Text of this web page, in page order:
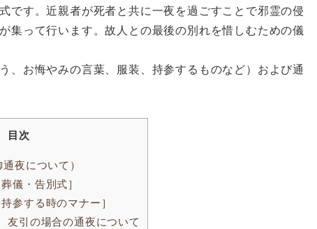
す。近親者が死者と共に一夜を過ごすことで邪霊の侵
集って行います。故人との最後の別れを惜しむための儀
お悔やみの言葉、服装、持参するものなど）および通
目次
夜について）
儀・告別式］
参する時のマナー］
友引の場合の通夜について